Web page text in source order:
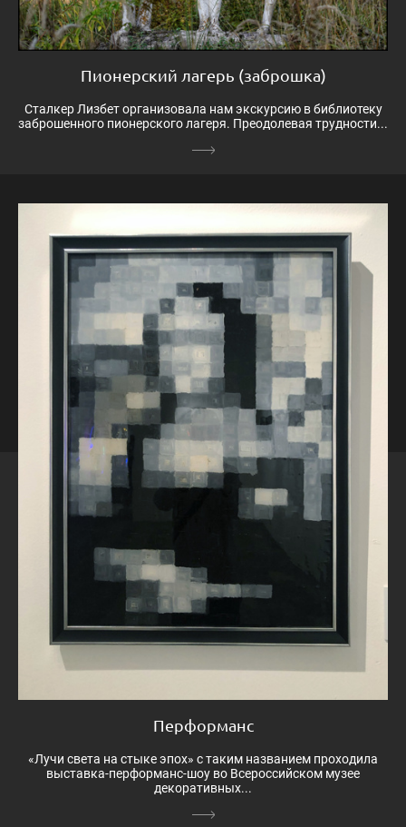
Пионерский лагерь (заброшка)
Сталкер Лизбет организовала нам экскурсию в библиотеку
заброшенного пионерского лагеря. Преодолевая трудности...
Перформанс
«Лучи света на стыке эпох» с таким названием проходила
выставка-перформанс-шоу во Всероссийском музее
декоративных...